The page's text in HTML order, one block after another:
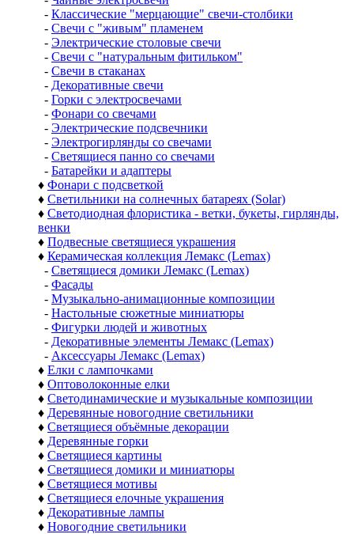
- Классические "мерцающие" свечи-столбики
- Свечи с "живым" пламенем
- Электрические столовые свечи
- Свечи с "натуральным фитильком"
- Свечи в стаканах
- Декоративные свечи
- Горки с электросвечами
- Фонари со свечами
- Электрические подсвечники
- Электрогирлянды со свечами
- Светящиеся панно со свечами
- Батарейки и адаптеры
♦ Фонари с подсветкой
♦ Светильники на солнечных батареях (Solar)
♦ Светодиодная флористика - ветки, букеты, гирлянды,
венки
♦ Подвесные светящиеся украшения
♦ Керамическая коллекция Лемакс (Lemax)
- Светящиеся домики Лемакс (Lemax)
- Фасады
- Музыкально-анимационные композиции
- Настольные сюжетные миниатюры
- Фигурки людей и животных
- Декоративные элементы Лемакс (Lemax)
- Аксессуары Лемакс (Lemax)
♦ Елки с лампочками
♦ Оптоволоконные елки
♦ Светодинамические и музыкальные композиции
♦ Деревянные новогодние светильники
♦ Светящиеся объёмные декорации
♦ Деревянные горки
♦ Светящиеся картины
♦ Светящиеся домики и миниатюры
♦ Светящиеся мотивы
♦ Светящиеся елочные украшения
♦ Декоративные лампы
♦ Новогодние светильники